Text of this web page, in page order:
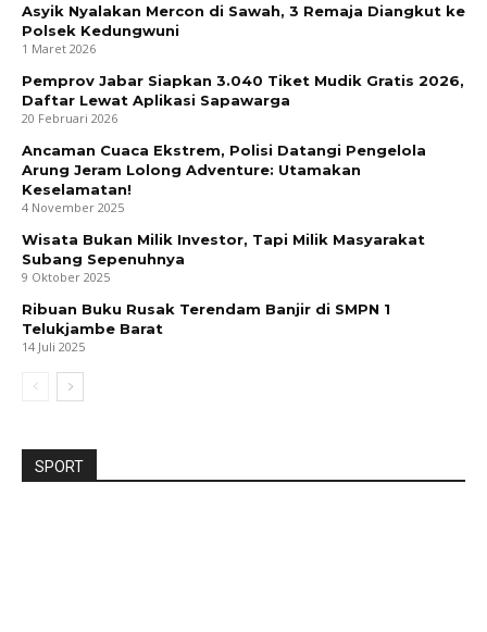
Asyik Nyalakan Mercon di Sawah, 3 Remaja Diangkut ke
Polsek Kedungwuni
1 Maret 2026
Pemprov Jabar Siapkan 3.040 Tiket Mudik Gratis 2026,
Daftar Lewat Aplikasi Sapawarga
20 Februari 2026
Ancaman Cuaca Ekstrem, Polisi Datangi Pengelola
Arung Jeram Lolong Adventure: Utamakan
Keselamatan!
4 November 2025
Wisata Bukan Milik Investor, Tapi Milik Masyarakat
Subang Sepenuhnya
9 Oktober 2025
Ribuan Buku Rusak Terendam Banjir di SMPN 1
Telukjambe Barat
14 Juli 2025
SPORT